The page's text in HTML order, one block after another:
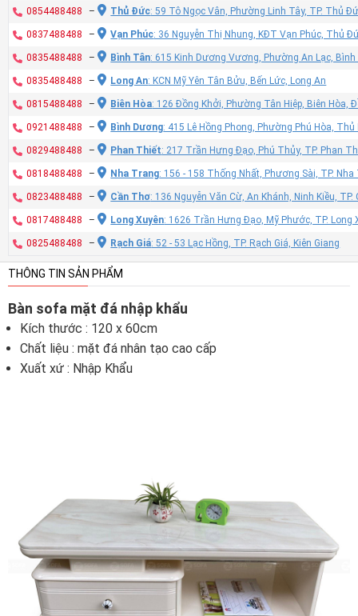
0854488488 – Thủ Đức: 59 Tô Ngọc Vân, Phường Linh Tây, TP. Thủ
0837488488 – Vạn Phúc: 36 Nguyễn Thị Nhung, KĐT Vạn Phúc, Thủ
0835488488 – Bình Tân: 615 Kinh Dương Vương, Phường An Lạc, Bình
0835488488 – Long An: KCN Mỹ Yên Tân Bửu, Bến Lức, Long An
0815488488 – Biên Hòa: 126 Đồng Khởi, Phường Tân Hiệp, Biên Hòa,
0921488488 – Bình Dương: 415 Lê Hồng Phong, Phường Phú Hòa,
0829488488 – Phan Thiết: 217 Trần Hưng Đạo, Phú Thủy, TP. Phan
0818488488 – Nha Trang: 156 - 158 Thống Nhất, Phương Sài, TP.
0823488488 – Cần Thơ: 136 Nguyễn Văn Cừ, An Khánh, Ninh Kiều,
0817488488 – Long Xuyên: 1626 Trần Hưng Đạo, Mỹ Phước, TP. Long
0825488488 – Rạch Giá: 52 - 53 Lạc Hồng, TP. Rạch Giá, Kiên Giang
THÔNG TIN SẢN PHẨM
Bàn sofa mặt đá nhập khẩu
Kích thước : 120 x 60cm
Chất liệu : mặt đá nhân tạo cao cấp
Xuất xứ : Nhập Khẩu